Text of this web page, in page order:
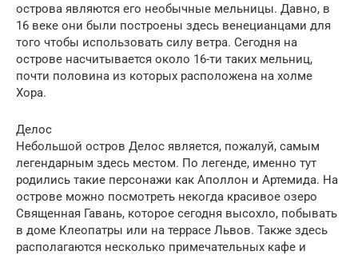
острова являются его необычные мельницы. Давно, в
16 веке они были построены здесь венецианцами для
того чтобы использовать силу ветра. Сегодня на
острове насчитывается около 16-ти таких мельниц,
почти половина из которых расположена на холме
Хора.
Делос
Небольшой остров Делос является, пожалуй, самым
легендарным здесь местом. По легенде, именно тут
родились такие персонажи как Аполлон и Артемида. На
острове можно посмотреть некогда красивое озеро
Священная Гавань, которое сегодня высохло, побывать
в доме Клеопатры или на террасе Львов. Также здесь
располагаются несколько примечательных кафе и